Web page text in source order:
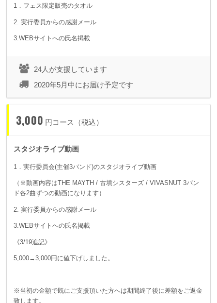
1．フェス限定販売のタオル
2. 実行委員からの感謝メール
3.WEBサイトへの氏名掲載
24人が支援しています
2020年5月中にお届け予定です
3,000 円コース（税込）
スタジオライブ動画
1．実行委員会(主催3バンド)のスタジオライブ動画
（※動画内容はTHE MAYTH / 古墳シスターズ / VIVASNUT 3バン
ド各2曲ずつの動画になります）
2. 実行委員からの感謝メール
3.WEBサイトへの氏名掲載
《3/19追記》
5,000→3,000円に値下げしました。
※当初の金額で既にご支援頂いた方へは期間終了後に差額をご返金
致します。